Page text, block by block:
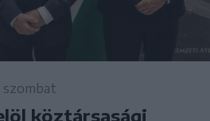
szombat
köztársasági